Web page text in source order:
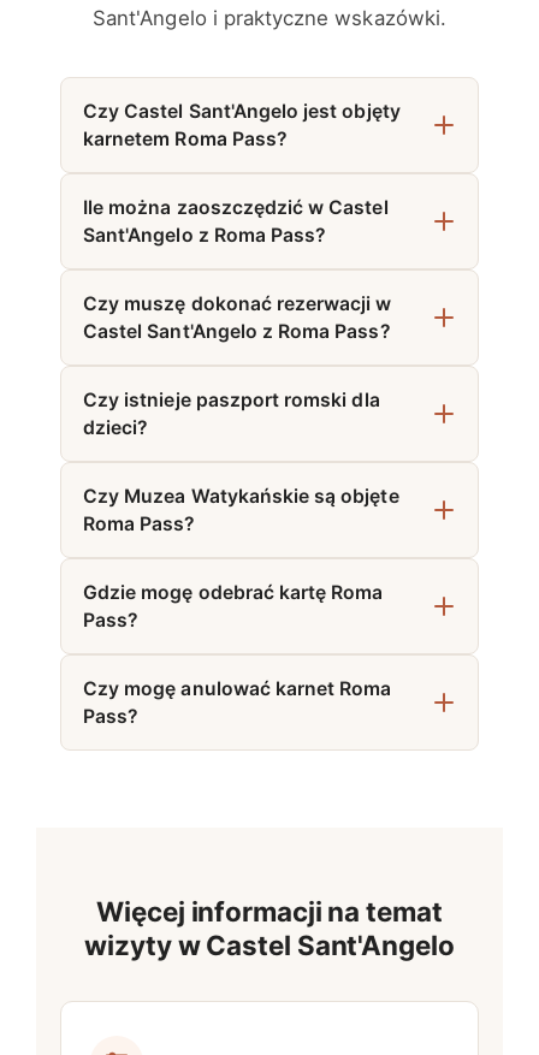
Sant'Angelo i praktyczne wskazówki.
Czy Castel Sant'Angelo jest objęty
karnetem Roma Pass?
Ile można zaoszczędzić w Castel
Sant'Angelo z Roma Pass?
Czy muszę dokonać rezerwacji w
Castel Sant'Angelo z Roma Pass?
Czy istnieje paszport romski dla
dzieci?
Czy Muzea Watykańskie są objęte
Roma Pass?
Gdzie mogę odebrać kartę Roma
Pass?
Czy mogę anulować karnet Roma
Pass?
Więcej informacji na temat
wizyty w Castel Sant'Angelo